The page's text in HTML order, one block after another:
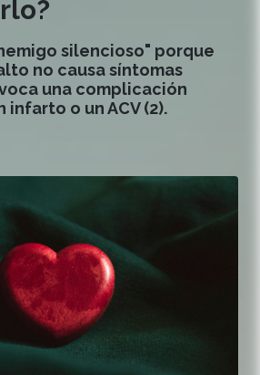
silencioso" porque
no causa síntomas
una complicación
infarto o un ACV (2).